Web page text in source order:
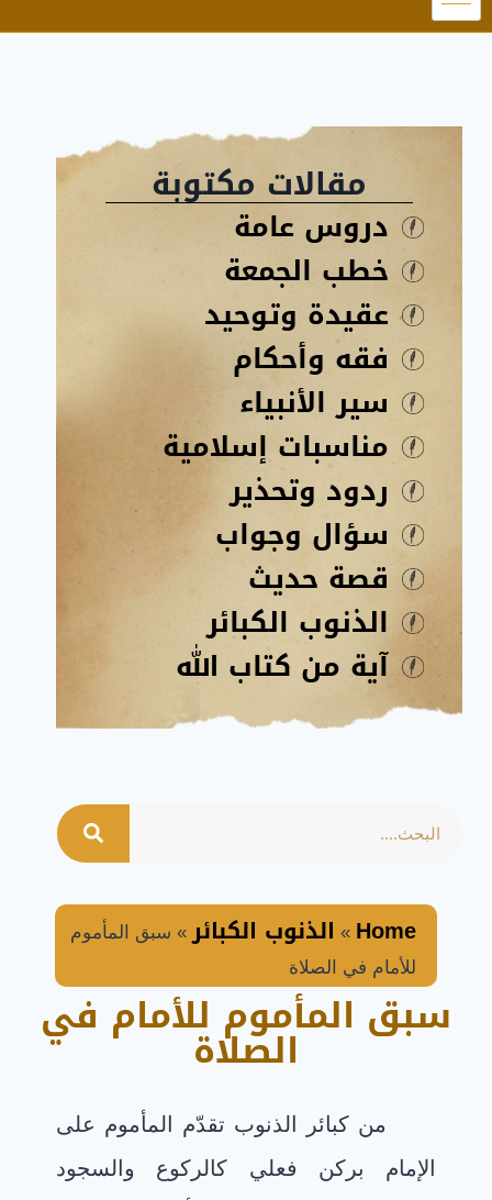
مقالات مكتوبة
دروس عامة
خطب الجمعة
عقيدة وتوحيد
فقه وأحكام
سير الأنبياء
مناسبات إسلامية
ردود وتحذير
سؤال وجواب
قصة حديث
الذنوب الكبائر
آية من كتاب الله
سبق المأموم للأمام في
الصلاة
Home
» الذنوب الكبائر » سبق المأموم
للأمام في الصلاة
من كبائر الذنوب تقدّم المأموم على
الإمام بركن فعلي كالركوع والسجود